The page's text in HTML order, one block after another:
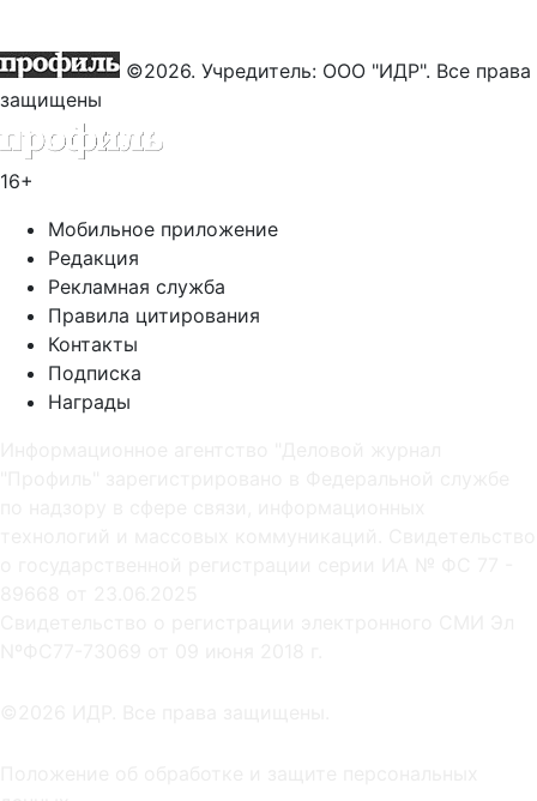
©2026. Учредитель: ООО "ИДР". Все права
защищены
16+
Мобильное приложение
Редакция
Рекламная служба
Правила цитирования
Контакты
Подписка
Награды